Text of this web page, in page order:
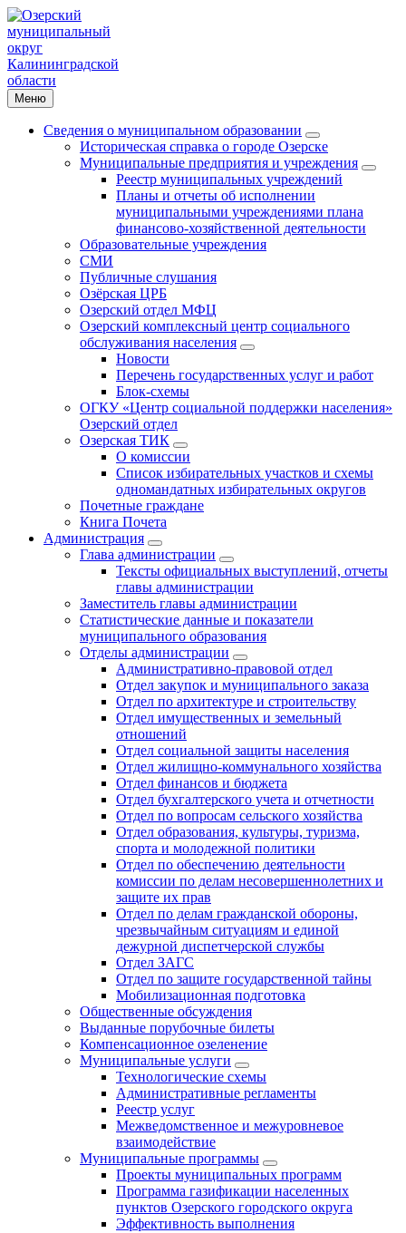
Меню
Сведения о муниципальном образовании
Историческая справка о городе Озерске
Муниципальные предприятия и учреждения
Реестр муниципальных учреждений
Планы и отчеты об исполнении
муниципальными учреждениями плана
финансово-хозяйственной деятельности
Образовательные учреждения
СМИ
Публичные слушания
Озёрская ЦРБ
Озерский отдел МФЦ
Озерский комплексный центр социального
обслуживания населения
Новости
Перечень государственных услуг и работ
Блок-схемы
ОГКУ «Центр социальной поддержки населения»
Озерский отдел
Озерская ТИК
О комиссии
Список избирательных участков и схемы
одномандатных избирательных округов
Почетные граждане
Книга Почета
Администрация
Глава администрации
Тексты официальных выступлений, отчеты
главы администрации
Заместитель главы администрации
Статистические данные и показатели
муниципального образования
Отделы администрации
Административно-правовой отдел
Отдел закупок и муниципального заказа
Отдел по архитектуре и строительству
Отдел имущественных и земельный
отношений
Отдел социальной защиты населения
Отдел жилищно-коммунального хозяйства
Отдел финансов и бюджета
Отдел бухгалтерского учета и отчетности
Отдел по вопросам сельского хозяйства
Отдел образования, культуры, туризма,
спорта и молодежной политики
Отдел по обеспечению деятельности
комиссии по делам несовершеннолетних и
защите их прав
Отдел по делам гражданской обороны,
чрезвычайным ситуациям и единой
дежурной диспетчерской службы
Отдел ЗАГС
Отдел по защите государственной тайны
Мобилизационная подготовка
Общественные обсуждения
Выданные порубочные билеты
Компенсационное озеленение
Муниципальные услуги
Технологические схемы
Административные регламенты
Реестр услуг
Межведомственное и межуровневое
взаимодействие
Муниципальные программы
Проекты муниципальных программ
Программа газификации населенных
пунктов Озерского городского округа
Эффективность выполнения